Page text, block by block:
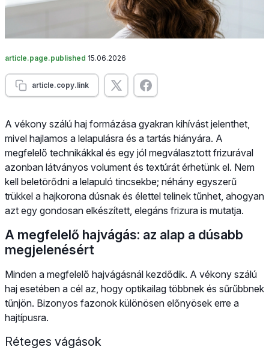
article.page.published 15.06.2026
article.copy.link
A vékony szálú haj formázása gyakran kihívást jelenthet,
mivel hajlamos a lelapulásra és a tartás hiányára. A
megfelelő technikákkal és egy jól megválasztott frizurával
azonban látványos volument és textúrát érhetünk el. Nem
kell beletörődni a lelapuló tincsekbe; néhány egyszerű
trükkel a hajkorona dúsnak és élettel telinek tűnhet, ahogyan
azt egy gondosan elkészített, elegáns frizura is mutatja.
A megfelelő hajvágás: az alap a dúsabb
megjelenésért
Minden a megfelelő hajvágásnál kezdődik. A vékony szálú
haj esetében a cél az, hogy optikailag többnek és sűrűbbnek
tűnjön. Bizonyos fazonok különösen előnyösek erre a
hajtípusra.
Réteges vágások